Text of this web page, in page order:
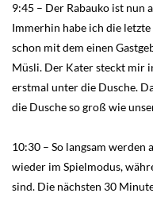
9:45 – Der Rabauko ist nun
Immerhin habe ich die
schon mit dem einen
Müsli. Der Kater steckt mir
erstmal unter die Dusche.
die Dusche so groß wie
10:30 – So langsam werden
wieder im Spielmodus,
sind. Die nächsten 30